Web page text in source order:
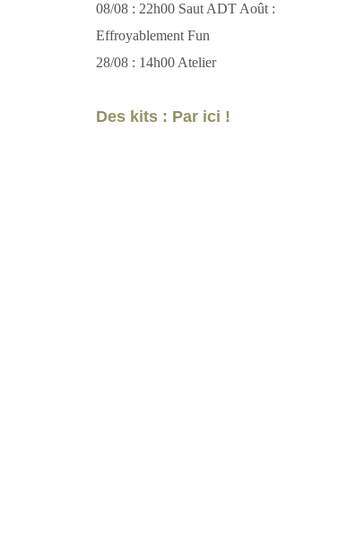
08/08 : 22h00 Saut ADT Août :
Effroyablement Fun
28/08 : 14h00 Atelier
Des kits : Par ici !